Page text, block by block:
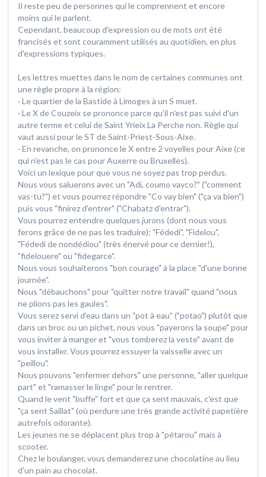
Il reste peu de personnes qui le comprennent et encore
moins qui le parlent.
Cependant, beaucoup d'expression ou de mots ont été
francisés et sont couramment utilisés au quotidien, en plus
d'expressions typiques.
Les lettres muettes dans le nom de certaines communes ont
une règle propre à la région:
· Le quartier de la Bastide à Limoges à un S muet.
· Le X de Couzeix se prononce parce qu'il n'est pas suivi d'un
autre terme et celui de Saint Yrieix La Perche non. Règle qui
vaut aussi pour le ST de Saint-Priest-Sous-Aixe.
· En revanche, on prononce le X entre 2 voyelles pour Aixe (ce
qui n'est pas le cas pour Auxerre ou Bruxelles).
Voici un lexique pour que vous ne soyez pas trop perdus.
Nous vous saluerons avec un "Adi, coumo vayco?" ("comment
vas-tu?") et vous pourrez répondre "Co vay bien" ("ça va bien")
puis vous "finirez d'entrer" ("Chabatz d'entrar").
Vous pourrez entendre quelques jurons (dont nous vous
ferons grâce de ne pas les traduire): "Fédedi", "Fidelou",
"Fédedi de nondédiou" (très énervé pour ce dernier!),
"fidelouere" ou "fidegarce".
Nous vous souhaiterons "bon courage" à la place "d'une bonne
journée".
Nous "débauchons" pour "quitter notre travail" quand "nous
ne plions pas les gaules".
Vous serez servi d'eau dans un "pot à eau" ("potao") plutôt que
dans un broc ou un pichet, nous vous "payerons la soupe" pour
vous inviter à manger et "vous tomberez la veste" avant de
vous installer. Vous pourrez essuyer la vaisselle avec un
"peillou".
Nous pouvons "enfermer dehors" une personne, "aller quelque
part" et "ramasser le linge" pour le rentrer.
Quand le vent "buffe" fort et que ça sent mauvais, c'est que
"ça sent Saillat" (où perdure une très grande activité papetière
autrefois odorante).
Les jeunes ne se déplacent plus trop à "pétarou" mais à
scooter.
Chez le boulanger, vous demanderez une chocolatine au lieu
d'un pain au chocolat.